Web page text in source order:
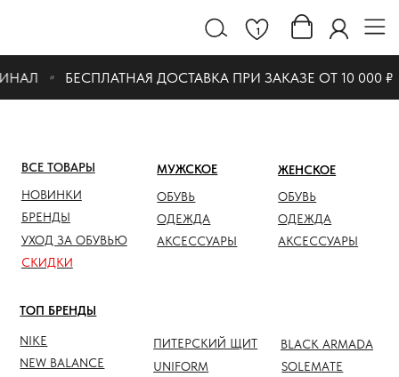
БЕСПЛАТНАЯ ДОСТАВКА ПРИ ЗАКАЗЕ ОТ 10 000 ₽
АКСЕССУАРЫ
АКСЕССУАРЫ
NEW BALANCE
NIKE BLACK ARMADA
ПИТЕРСКИЙ ЩИТ
ТОП БРЕНДЫ
УХОД ЗА ОБУВЬЮ